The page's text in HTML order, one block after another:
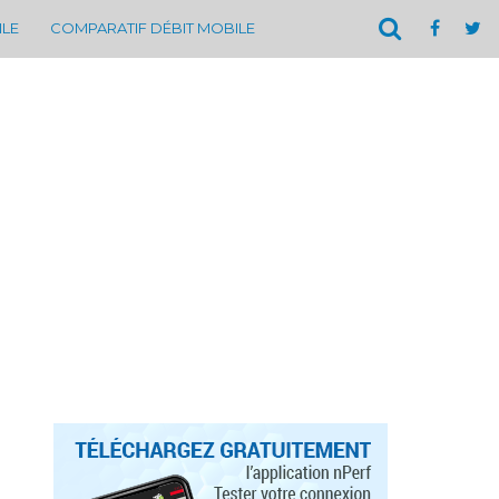
COMPARATIF DÉBIT MOBILE